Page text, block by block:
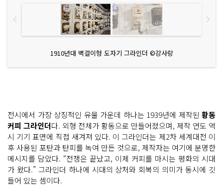
1910년대 벽걸이형 도자기 그라인더 ©강사랑
전시에서 가장 상징적인 유물 가운데 하나는 1939년에 제작된 황동
커피 그라인더다. 외형 전체가 황동으로 만들어졌으며, 제작 연도 역
시 기기 표면에 직접 새겨져 있다. 이 그라인더는 제2차 세계대전 이
후 사용된 포탄과 탄피를 녹여 만든 것으로, 제작자는 여기에 분명한
메시지를 담았다. “전쟁은 끝났고, 이제 커피를 마시는 평화의 시대
가 왔다.” 그라인더 하나에 시대의 상처와 회복의 의미가 동시에 깃
들어 있는 셈이다.